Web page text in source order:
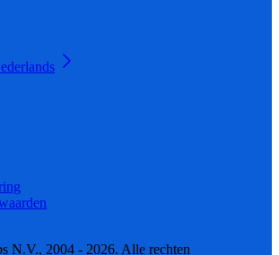
N.V., 2004 - 2026. Alle rechten